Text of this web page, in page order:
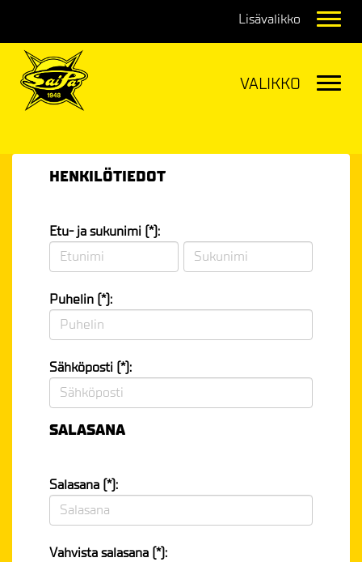
HENKILÖTIEDOT
Etu- ja sukunimi (*):
Puhelin (*):
Sähköposti (*):
SALASANA
Salasana (*):
Vahvista salasana (*):